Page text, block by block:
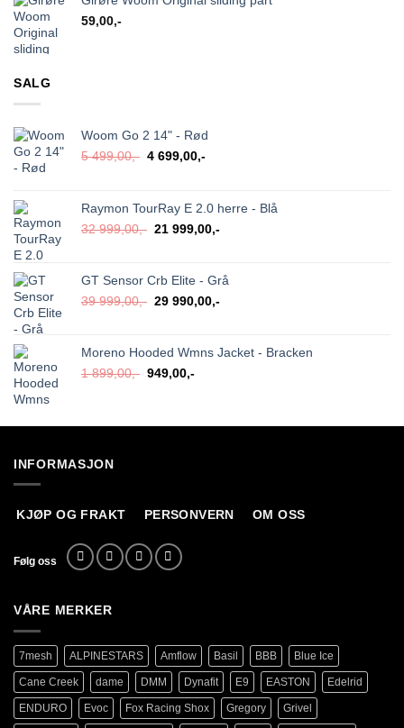
59,00,-
SALG
Woom Go 2 14" - Rød
5 499,00,- Opprinnelig
5
499,00,-.
4 699,00,-Nåværende
4
699,00,-.
Raymon TourRay E 2.0 herre - Blå
32 999,00,- Opprinnelig
32
999,00,-.
21 999,00,-Nåværende
21
GT Sensor Crb Elite - Grå
39 999,00,- Opprinnelig
39
999,00,-.
29 990,00,-Nåværende
29
Moreno Hooded Wmns Jacket - Bracken
1 899,00,- Opprinnelig
1
949,00,-Nåværende
949,00,-.
INFORMASJON
KJØP OG FRAKT PERSONVERN OM OSS
Følg oss
VÅRE MERKER
7mesh ALPINESTARS Amflow Basil BBB Blue Ice
Cane Creek dame DMM Dynafit E9 EASTON Edelrid
ENDURO Evoc Fox Racing Shox Gregory Grivel